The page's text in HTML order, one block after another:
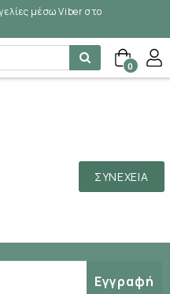
μέσω Viber στο
0
ΣΥΝΈΧΕΙΑ
Εγγραφή